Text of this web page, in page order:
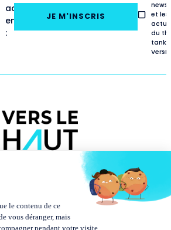
adresse
email
:
JE M'INSCRIS
et les
du
tank
PUBLICATIONS
Études
Baromètres
RENCONTRES
MÉDIAS
Podcasts